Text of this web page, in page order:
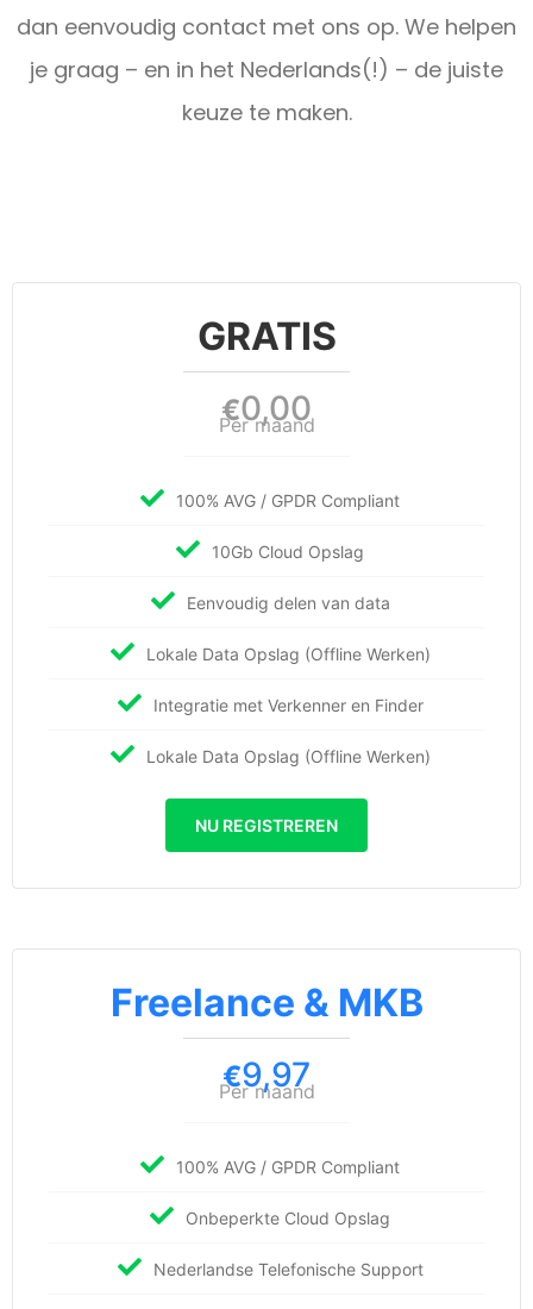
dan eenvoudig contact met ons op. We helpen
je graag – en in het Nederlands(!) – de juiste
keuze te maken.
GRATIS
€0,00
Per maand
100% AVG / GPDR Compliant
10Gb Cloud Opslag
Eenvoudig delen van data
Lokale Data Opslag (Offline Werken)
Integratie met Verkenner en Finder
Lokale Data Opslag (Offline Werken)
NU REGISTREREN
Freelance & MKB
€9,97
Per maand
100% AVG / GPDR Compliant
Onbeperkte Cloud Opslag
Nederlandse Telefonische Support